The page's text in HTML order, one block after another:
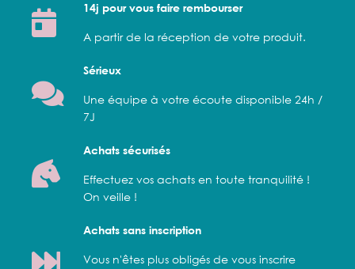
14j pour vous faire rembourser
A partir de la réception de votre produit.
Sérieux
Une équipe à votre écoute disponible 24h /
7J
Achats sécurisés
Effectuez vos achats en toute tranquilité !
On veille !
Achats sans inscription
Vous n'êtes plus obligés de vous inscrire